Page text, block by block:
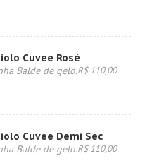
Cuvee Rosé
Balde de gelo.R$ 110,00
Cuvee Demi Sec
Balde de gelo.R$ 110,00